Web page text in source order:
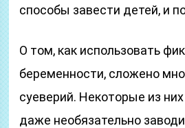
способы завести детей, и
О том, как использовать
беременности, сложено
суеверий. Некоторые из
даже необязательно